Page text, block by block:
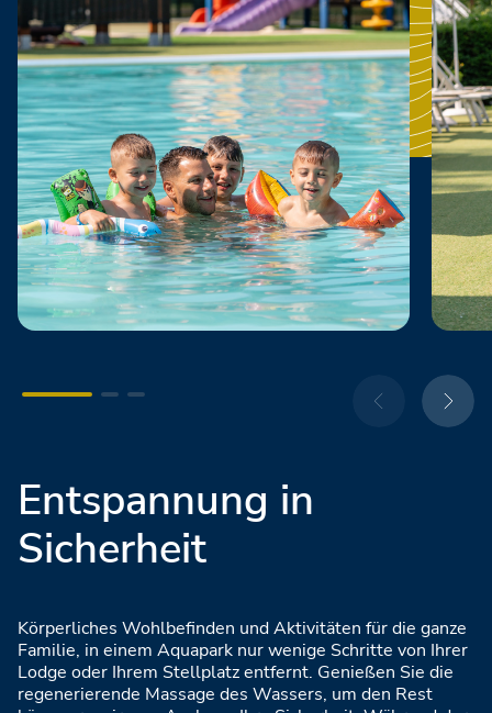
Entspannung in
Sicherheit
Körperliches Wohlbefinden und Aktivitäten für die ganze
Familie, in einem Aquapark nur wenige Schritte von Ihrer
Lodge oder Ihrem Stellplatz entfernt. Genießen Sie die
regenerierende Massage des Wassers, um den Rest